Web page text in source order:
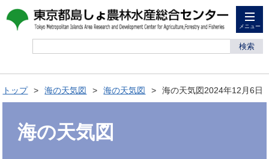
メニュー
検索
トップ 海の天気図 海の天気図 海の天気図2024年12月6日
海の天気図